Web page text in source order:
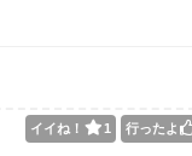
イイね！ 1 行ったよ